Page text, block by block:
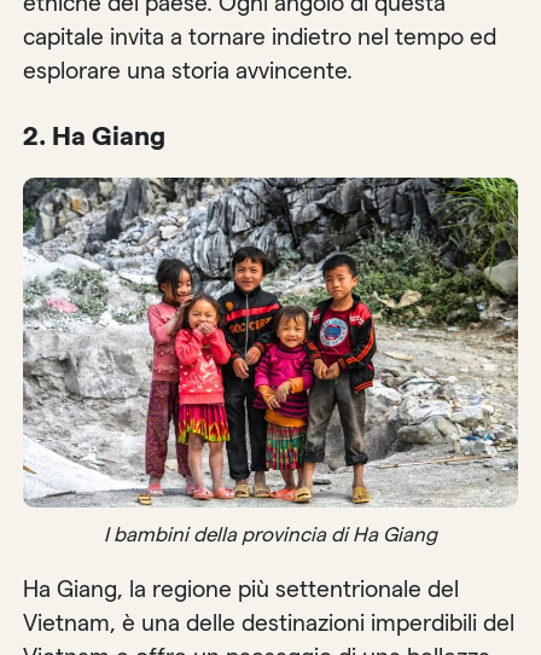
capitale invita a tornare indietro nel tempo ed
esplorare una storia avvincente.
2. Ha Giang
I bambini della provincia di Ha Giang
Ha Giang, la regione più settentrionale del
Vietnam, è una delle destinazioni imperdibili del